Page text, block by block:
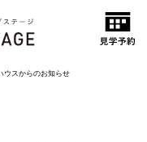
ウスからのお知らせ